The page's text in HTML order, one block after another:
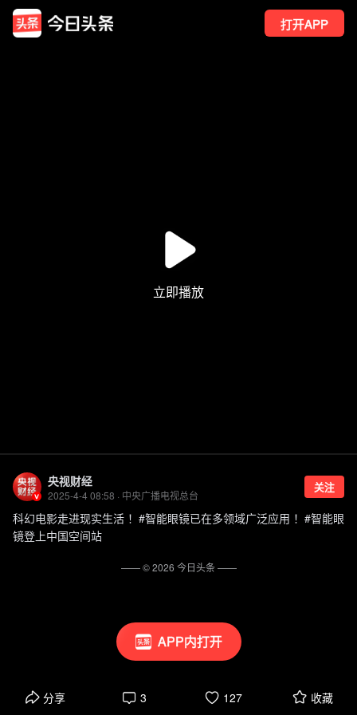
打开APP
APP内打开
央视财经
2025-4-4 08:58 · 中央广播电视总台
关注
科幻电影走进现实生活 ！#智能眼镜已在多领域广泛应用 ！#智能眼
镜登上中国空间站
分享 3 127 收藏
—— ©2026 今日头条——